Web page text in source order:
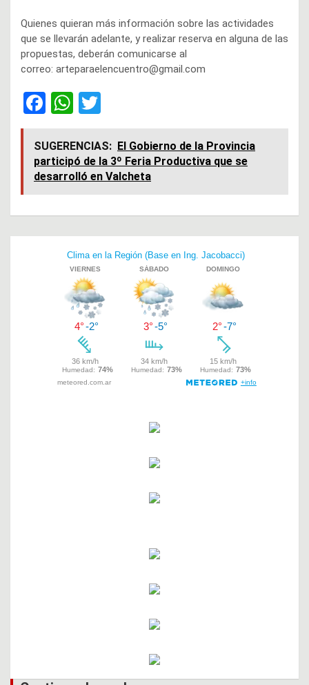
Quienes quieran más información sobre las actividades
que se llevarán adelante, y realizar reserva en alguna de las
propuestas, deberán comunicarse al
correo: arteparaelencuentro@gmail.com
F
a
ce
b
o
o
k
W
h
at
s
A
p
p
wi
tt
er
SUGERENCIAS: El Gobierno de la Provincia
participó de la 3º Feria Productiva que se
desarrolló en Valcheta
entradas